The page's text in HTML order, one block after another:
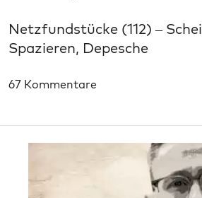
Netzfundstücke (112) –
Spazieren, Depesche
67 Kommentare